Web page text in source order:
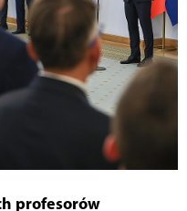
profesorów